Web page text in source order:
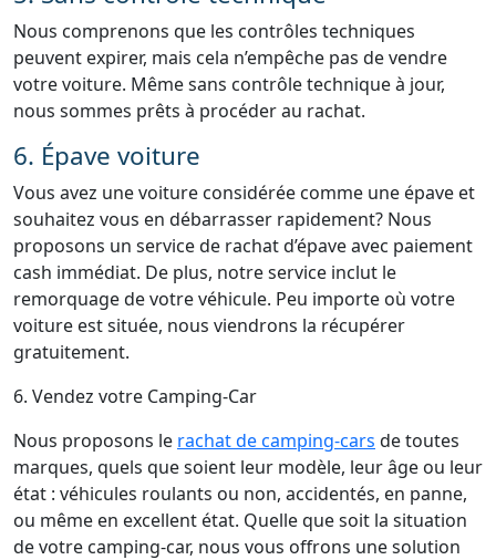
Nous comprenons que les contrôles techniques
peuvent expirer, mais cela n’empêche pas de vendre
votre voiture. Même sans contrôle technique à jour,
nous sommes prêts à procéder au rachat.
6. Épave voiture
Vous avez une voiture considérée comme une épave et
souhaitez vous en débarrasser rapidement? Nous
proposons un service de rachat d’épave avec paiement
cash immédiat. De plus, notre service inclut le
remorquage de votre véhicule. Peu importe où votre
voiture est située, nous viendrons la récupérer
gratuitement.
6. Vendez votre Camping-Car
Nous proposons le rachat de camping-cars de toutes
marques, quels que soient leur modèle, leur âge ou leur
état : véhicules roulants ou non, accidentés, en panne,
ou même en excellent état. Quelle que soit la situation
de votre camping-car, nous vous offrons une solution